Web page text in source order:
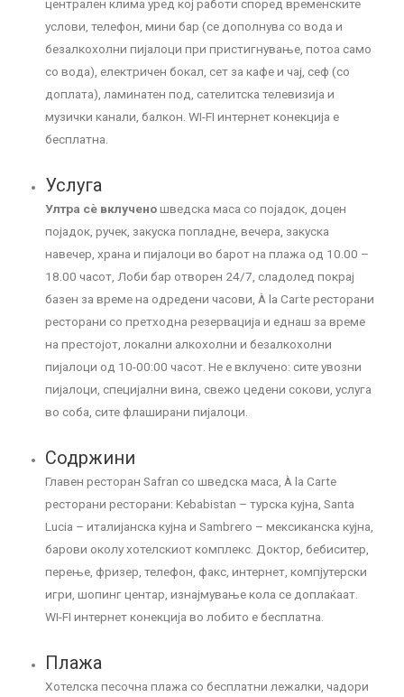
централен клима уред кој работи според временските
услови, телефон, мини бар (се дополнува со вода и
безалкохолни пијалоци при пристигнување, потоа само
со вода), електричен бокал, сет за кафе и чај, сеф (со
доплата), ламинатен под, сателитска телевизија и
музички канали, балкон. WI-FI интернет конекција е
бесплатна.
Услуга
Ултра сѐ вклученошведска маса со појадок, доцен
појадок, ручек, закуска попладне, вечера, закуска
навечер, храна и пијалоци во барот на плажа од 10.00 –
18.00 часот, Лоби бар отворен 24/7, сладолед покрај
базен за време на одредени часови, À la Carte ресторани
ресторани со претходна резервација и еднаш за време
на престојот, локални алкохолни и безалкохолни
пијалоци од 10-00:00 часот. Не е вклучено: сите увозни
пијалоци, специјални вина, свежо цедени сокови, услуга
во соба, сите флаширани пијалоци.
Содржини
Главен ресторан Safran со шведска маса, À la Carte
ресторани ресторани: Kebabistan – турска кујна, Santa
Lucia – италијанска кујна и Sambrero – мексиканска кујна,
барови околу хотелскиот комплекс. Доктор, бебиситер,
перење, фризер, телефон, факс, интернет, компјутерски
игри, шопинг центар, изнајмување кола се доплаќаат.
WI-FI интернет конекција во лобито е бесплатна.
Плажа
Хотелска песочна плажа со бесплатни лежалки, чадори